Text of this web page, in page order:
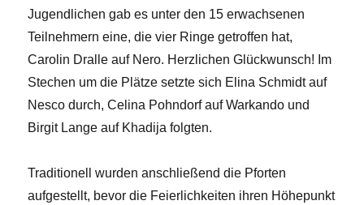
Jugendlichen gab es unter den 15 erwachsenen
Teilnehmern eine, die vier Ringe getroffen hat,
Carolin Dralle auf Nero. Herzlichen Glückwunsch! Im
Stechen um die Plätze setzte sich Elina Schmidt auf
Nesco durch, Celina Pohndorf auf Warkando und
Birgit Lange auf Khadija folgten.
Traditionell wurden anschließend die Pforten
aufgestellt, bevor die Feierlichkeiten ihren Höhepunkt